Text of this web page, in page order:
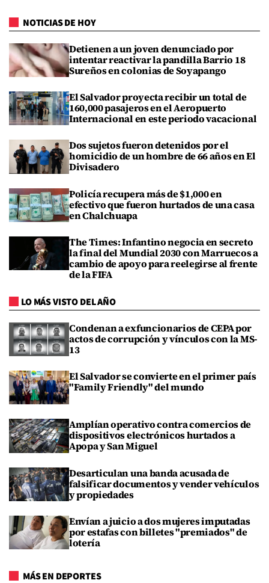
NOTICIAS DE HOY
Detienen a un joven denunciado por
intentar reactivar la pandilla Barrio 18
Sureños en colonias de Soyapango
El Salvador proyecta recibir un total de
160,000 pasajeros en el Aeropuerto
Internacional en este periodo vacacional
Dos sujetos fueron detenidos por el
homicidio de un hombre de 66 años en El
Divisadero
Policía recupera más de $1,000 en
efectivo que fueron hurtados de una casa
en Chalchuapa
The Times: Infantino negocia en secreto
la final del Mundial 2030 con Marruecos a
cambio de apoyo para reelegirse al frente
de la FIFA
LO MÁS VISTO DEL AÑO
Condenan a exfuncionarios de CEPA por
actos de corrupción y vínculos con la MS-
13
El Salvador se convierte en el primer país
"Family Friendly" del mundo
Amplían operativo contra comercios de
dispositivos electrónicos hurtados a
Apopa y San Miguel
Desarticulan una banda acusada de
falsificar documentos y vender vehículos
y propiedades
Envían a juicio a dos mujeres imputadas
por estafas con billetes "premiados" de
lotería
MÁS EN DEPORTES